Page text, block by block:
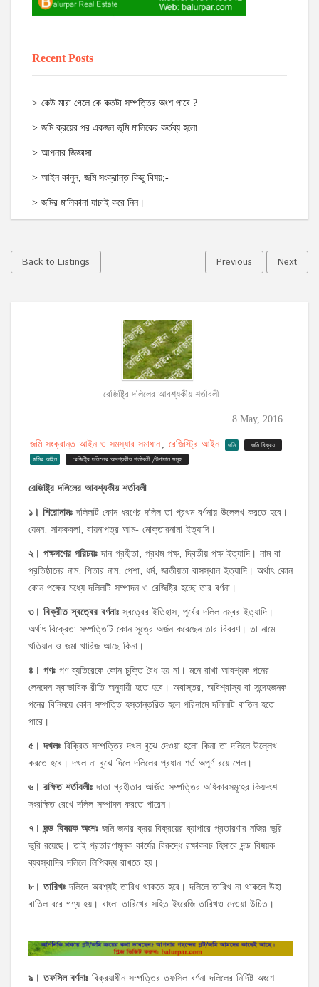
Recent Posts
কেউ মারা গেলে কে কতটা সম্পত্তির অংশ পাবে ?
জমি ক্রয়ের পর একজন ভূমি মালিকের কর্তব্য হলো
আপনার জিজ্ঞাসা
আইন কানুন, জমি সংক্রান্ত কিছু বিষয়;-
জমির মালিকানা যাচাই করে নিন।
Back to Listings Previous Next
রেজিষ্ট্রি দলিলের আবশ্যকীয় শর্তাবলী
8 May, 2016
জমি সংক্রান্ত আইন ও সমস্যার সমাধান রেজিস্ট্রি আইন জমি
জমি বিক্রয়
জমির আইন
রেজিষ্ট্রি দলিলের আবশ্যকীয় শর্তাবলী /উপাদান সমূহ
রেজিষ্ট্রি দলিলের আবশ্যকীয় শর্তাবলী
১। শিরোনামঃ দলিলটি কোন ধরণের দলিল তা প্রথম বর্ণনায় উলেলখ করতে হবে।
যেমন: সাফকবলা, বায়নাপত্র আম- মোক্তারনামা ইত্যাদি।
২। পক্ষগণের পরিচয়ঃ দান গ্রহীতা, প্রথম পক্ষ, দ্বিতীয় পক্ষ ইত্যাদি। নাম বা
প্রতিষ্ঠানের নাম, পিতার নাম, পেশা, ধর্ম, জাতীয়তা বাসস্থান ইত্যাদি। অর্থাৎ কোন
কোন পক্ষের মধ্যে দলিলটি সম্পাদন ও রেজিষ্ট্রি হচ্ছে তার বর্ণনা।
৩। বিক্রীত স্বত্বের বর্ণনাঃ স্বত্বের ইতিহাস, পূর্বের দলিল নম্বর ইত্যাদি।
অর্থাৎ বিক্রেতা সম্পত্তিটি কোন সূত্রে অর্জন করেছেন তার বিবরণ। তা নামে
খতিয়ান ও জমা খারিজ আছে কিনা।
৪। পণঃ পণ ব্যতিরেকে কোন চুক্তি বৈধ হয় না। মনে রাখা আবশ্যক পনের
লেনদেন স্বাভাবিক রীতি অনুযায়ী হতে হবে। অবাস্তর, অবিশ্বাস্য বা সন্দেহজনক
পনের বিনিময়ে কোন সম্পত্তি হস্তান্তরিত হলে পরিনামে দলিলটি বাতিল হতে
পারে।
৫। দখলঃ বিক্রিত সম্পত্তির দখল বুঝে দেওয়া হলো কিনা তা দলিলে উল্লেখ
করতে হবে। দখল না বুঝে দিলে দলিলের প্রধান শর্ত অপূর্ণ রয়ে গেল।
৬। রক্ষিত শর্তাবলীঃ দাতা গ্রহীতার অর্জিত সম্পত্তির অধিকারসমূহের কিয়দংশ
সংরক্ষিত রেখে দলিল সম্পাদন করতে পারেন।
৭। দন্ড বিষয়ক অংশঃ জমি জমার ক্রয় বিক্রয়ের ব্যাপারে প্রতারণার নজির ভুরি
ভুরি রয়েছে। তাই প্রতারণামূলক কার্যের বিরুদ্ধে রক্ষাকবচ হিসাবে দন্ড বিষয়ক
ব্যবস্থাদির দলিলে লিপিবদ্ধ রাখতে হয়।
৮। তারিখঃ দলিলে অবশ্যই তারিখ থাকতে হবে। দলিলে তারিখ না থাকলে উহা
বাতিল বরে গণ্য হয়। বাংলা তারিখের সহিত ইংরেজি তারিখও দেওয়া উচিত।
৯। তফসিল বর্ণনাঃ বিক্রয়াধীন সম্পত্তির তফসিল বর্ণনা দলিলের নির্দিষ্ট অংশে